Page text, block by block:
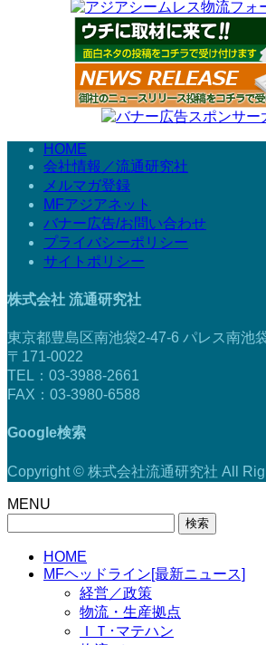
HOME
会社情報／流通研究社
メルマガ登録
MFアジアネット
バナー広告/お問い合わせ
プライバシーポリシー
サイトポリシー
株式会社 流通研究社
東京都豊島区南池袋2-47-6 パレス南池
〒171-0022
TEL：03-3988-2661
FAX：03-3980-6588
Google検索
Copyright © 株式会社流通研究社 All
MENU
HOME
MFヘッドライン[最新ニュース]
経営／政策
物流・生産拠点
ＩＴ･マテハン